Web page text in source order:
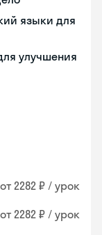
языки для
улучшения
от 2282 ₽ / урок
от 2282 ₽ / урок